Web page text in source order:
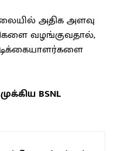
அதிக அளவு
வழங்குவதால்,
BSNL